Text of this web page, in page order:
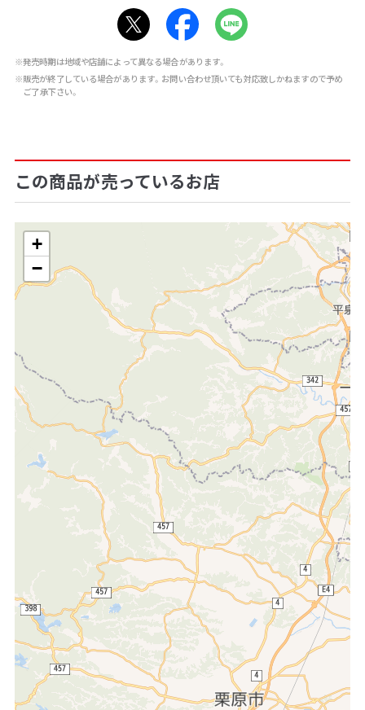
※発売時期は地域や店舗によって異なる場合があります。
※販売が終了している場合があります。お問い合わせ頂いても対応致しかねますので予め
ご了承下さい。
この商品が売っているお店
+
−